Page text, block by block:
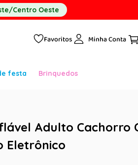
Centro Oeste
Favoritos Minha Conta
festa Brinquedos
Adulto Cachorro
Eletrônico